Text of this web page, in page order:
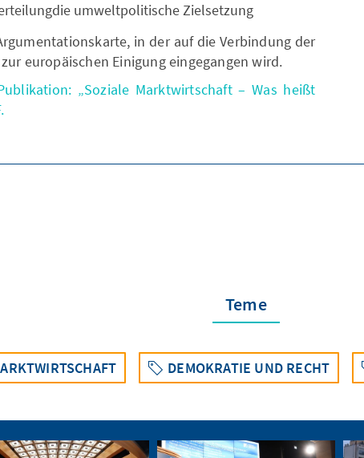
umweltpolitische Zielsetzung
in der auf die Verbindung der
europäischen Einigung eingegangen wird.
„Soziale Marktwirtschaft – Was heißt
Teme
DEMOKRATIE UND RECHT